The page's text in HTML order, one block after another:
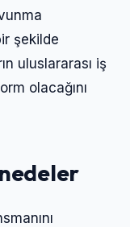
şekilde
uluslararası iş
olacağını